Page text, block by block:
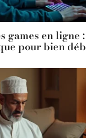
games en ligne
pour bien